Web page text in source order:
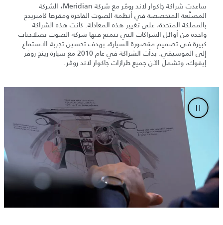
ساعدت شراكة جاكوار لاند روڤر مع شركة Meridian، الشركة
المصنِّعة المتخصصة في أنظمة الصوت الفاخرة ومقرها كامبريدج
بالمملكة المتحدة، على تغيير هذه المعادلة. كانت هذه الشراكة
واحدة من أوائل الشراكات التي تتمتع فيها شركة الصوت بصلاحيات
كبيرة في تصميم مقصورة السيارة، بهدف تحسين تجربة الاستماع
إلى الموسيقي. بدأت الشراكة في عام 2010 مع سيارة رينج روڤر
إيفوك، وتشمل الآن جميع طرازات جاكوار لاند روڤر.